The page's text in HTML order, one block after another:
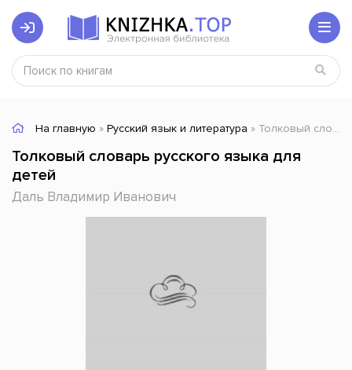
На главную » Русский язык и литература » Толковый словарь русского языка для детей
Толковый словарь русского языка для
детей
Даль Владимир Иванович